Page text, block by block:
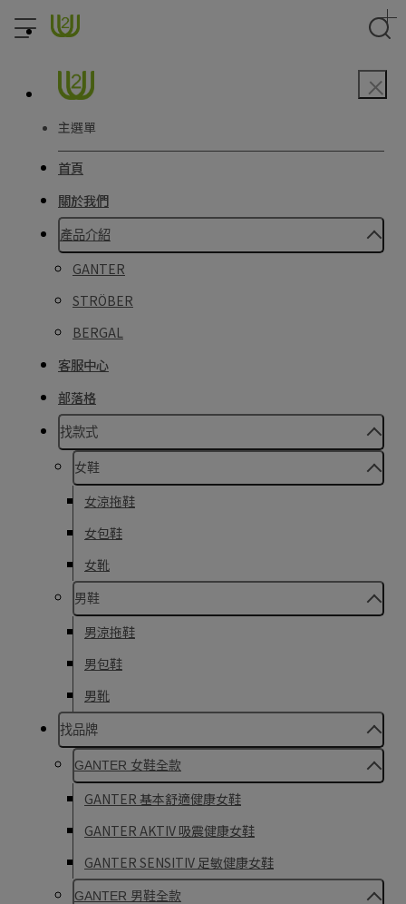
主選單
首頁
關於我們
產品介紹
GANTER
STRÖBER
BERGAL
客服中心
部落格
找款式
女鞋
女涼拖鞋
女包鞋
女靴
男鞋
男涼拖鞋
男包鞋
男靴
找品牌
GANTER 女鞋全款
GANTER 基本舒適健康女鞋
GANTER AKTIV 吸震健康女鞋
GANTER SENSITIV 足敏健康女鞋
GANTER 男鞋全款